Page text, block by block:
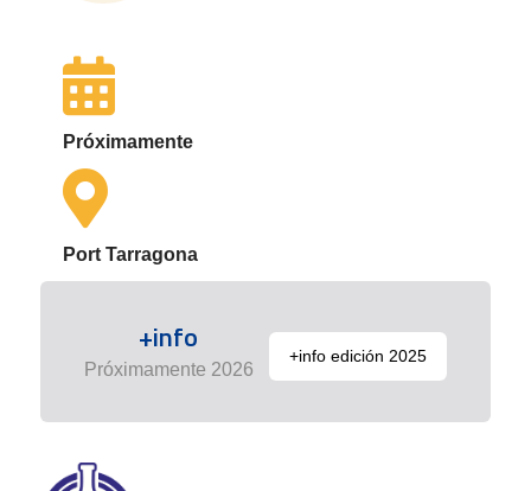
Próximamente
Port Tarragona
+info
Próximamente 2026
+info edición 2025